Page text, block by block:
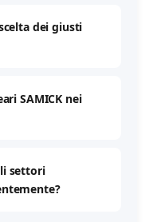
dei giusti
SAMICK nei
settori